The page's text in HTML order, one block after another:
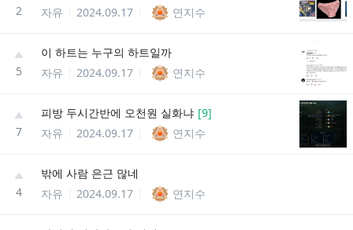
2
자유
2024.09.17 연지수
5
이 하트는 누구의 하트일까
자유
2024.09.17 연지수
7
피방 두시간반에 오천원 실화냐 [9]
자유
2024.09.17 연지수
4
밖에 사람 은근 많네
자유
2024.09.17 연지수